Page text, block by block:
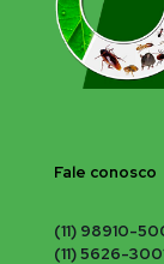
Fale conosco
(11) 98910-
(11) 5626-